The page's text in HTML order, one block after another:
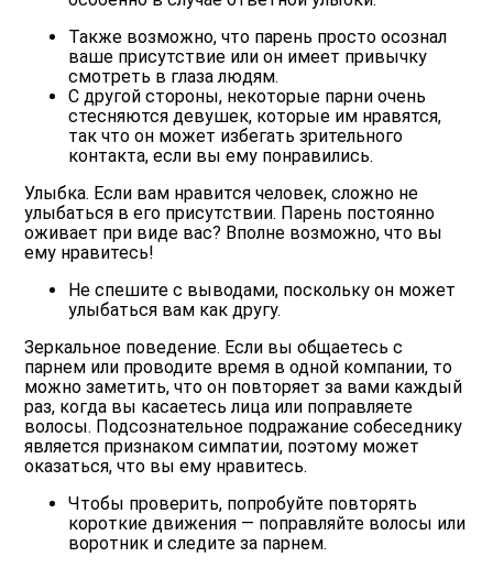
Также возможно, что парень просто осознал
ваше присутствие или он имеет привычку
смотреть в глаза людям.
С другой стороны, некоторые парни очень
стесняются девушек, которые им нравятся,
так что он может избегать зрительного
контакта, если вы ему понравились.
Улыбка. Если вам нравится человек, сложно не
улыбаться в его присутствии. Парень постоянно
оживает при виде вас? Вполне возможно, что вы
ему нравитесь!
Не спешите с выводами, поскольку он может
улыбаться вам как другу.
Зеркальное поведение. Если вы общаетесь с
парнем или проводите время в одной компании, то
можно заметить, что он повторяет за вами каждый
раз, когда вы касаетесь лица или поправляете
волосы. Подсознательное подражание собеседнику
является признаком симпатии, поэтому может
оказаться, что вы ему нравитесь.
Чтобы проверить, попробуйте повторять
короткие движения — поправляйте волосы или
воротник и следите за парнем.